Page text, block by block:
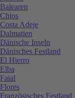
Balearen
Chios
Costa Adeje
Dalmatien
Dänische Inseln
Dänisches Festland
El Hierro
Elba
Faial
Flores
Französisches Festland